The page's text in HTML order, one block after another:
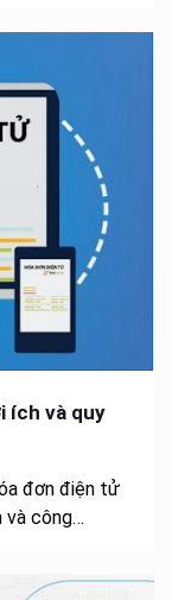
ích và quy
đơn điện tử
và công…